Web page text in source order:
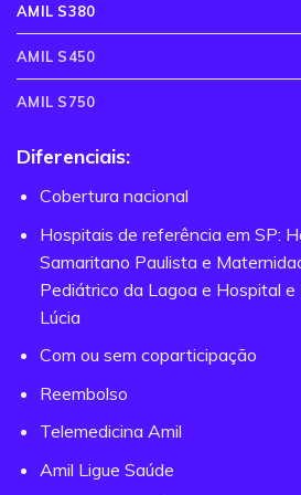
AMIL S380
AMIL S450
AMIL S750
Diferenciais:
Cobertura nacional
Hospitais de referência em SP:
Samaritano Paulista e
Pediátrico da Lagoa e Hospital
Lúcia
Com ou sem coparticipação
Reembolso
Telemedicina Amil
Amil Ligue Saúde